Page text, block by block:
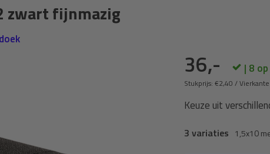
zwart fijnmazig
36,- | 8
Stukprijs:€2,40 /
Keuze uit
3 variaties 1,5x10